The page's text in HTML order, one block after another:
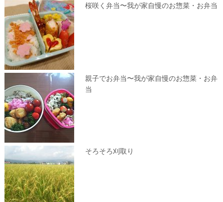
桜咲く弁当〜我が家自慢のお惣菜・お弁当
親子でお弁当〜我が家自慢のお惣菜・お弁
当
そろそろ刈取り